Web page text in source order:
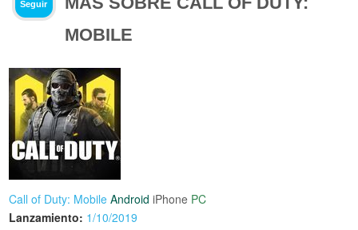
Seguir
MOBILE
Call of Duty: Mobile Android iPhone PC
Lanzamiento: 1/10/2019